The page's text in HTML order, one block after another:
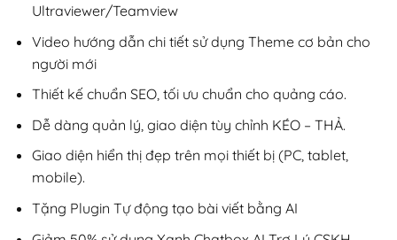
Ultraviewer/Teamview
Video hướng dẫn chi tiết sử dụng Theme cơ bản cho
người mới
Thiết kế chuẩn SEO, tối ưu chuẩn cho quảng cáo.
Dễ dàng quản lý, giao diện tùy chỉnh KÉO – THẢ.
Giao diện hiển thị đẹp trên mọi thiết bị (PC, tablet,
mobile).
Tặng Plugin Tự động tạo bài viết bằng AI